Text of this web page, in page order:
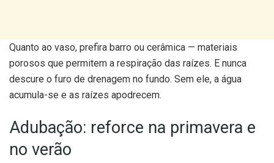
Quanto ao vaso, prefira barro ou cerâmica — materiais
porosos que permitem a respiração das raízes. E nunca
descure o furo de drenagem no fundo. Sem ele, a água
acumula-se e as raízes apodrecem.
Adubação: reforce na primavera e
no verão